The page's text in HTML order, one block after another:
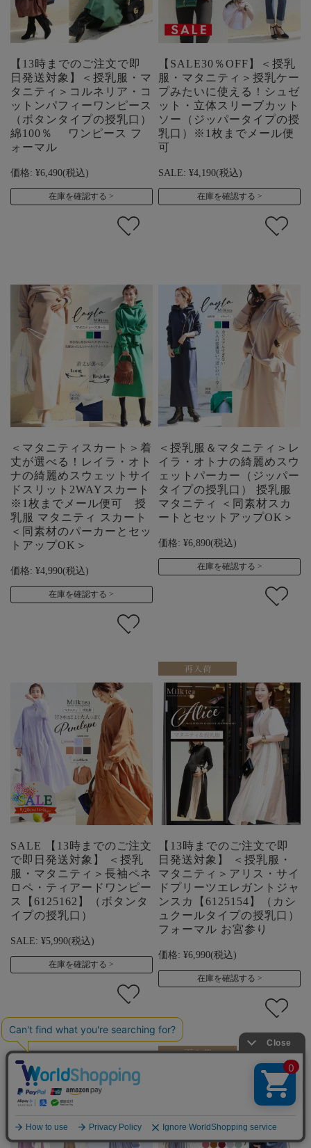
【13時までのご注文で即
日発送対象】＜授乳服・マ
タニティ＞コルネリア・コ
ットンパフィーワンピース
（ボタンタイプの授乳口）
綿100％ ワンピース フ
ォーマル
価格: ¥6,490(税込)
在庫を確認する
【SALE30％OFF】＜授乳
服・マタニティ＞授乳ケー
プみたいに使える！シュゼ
ット・立体スリーブカット
ソー（ジッパータイプの授
乳口）※1枚までメール便
可
SALE: ¥4,190(税込)
在庫を確認する
＜マタニティスカート＞着
丈が選べる！レイラ・オト
ナの綺麗めスウェットサイ
ドスリット2WAYスカート
※1枚までメール便可 授
乳服 マタニティ スカート
＜同素材のパーカーとセッ
トアップOK＞
価格: ¥4,990(税込)
在庫を確認する
＜授乳服＆マタニティ＞レ
イラ・オトナの綺麗めスウ
ェットパーカー（ジッパー
タイプの授乳口） 授乳服
マタニティ ＜同素材スカ
ートとセットアップOK＞
価格: ¥6,890(税込)
在庫を確認する
SALE 【13時までのご注文
で即日発送対象】 ＜授乳
服・マタニティ＞長袖ペネ
ロペ・ティアードワンピー
ス【6125162】（ボタンタ
イプの授乳口）
SALE: ¥5,990(税込)
在庫を確認する
【13時までのご注文で即
日発送対象】 ＜授乳服・
マタニティ＞アリス・サイ
ドプリーツエレガントジャ
ンスカ【6125154】（カシ
ュクールタイプの授乳口）
フォーマル お宮参り
価格: ¥6,990(税込)
在庫を確認する